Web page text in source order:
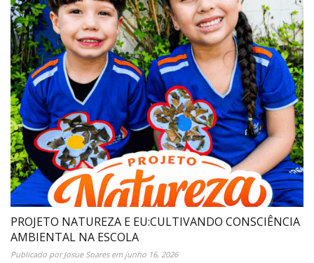
PROJETO NATUREZA E EU:CULTIVANDO CONSCIÊNCIA
AMBIENTAL NA ESCOLA
Publicado porJosue Soaresem junho 16, 2026